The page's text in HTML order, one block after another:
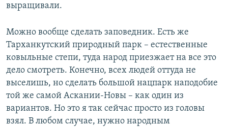
выращивали.
Можно вообще сделать заповедник. Есть же
Тарханкутский природный парк – естественные
ковыльные степи, туда народ приезжает на все это
дело смотреть. Конечно, всех людей оттуда не
выселишь, но сделать большой нацпарк наподобие
той же самой Аскании-Новы – как один из
вариантов. Но это я так сейчас просто из головы
взял. В любом случае, нужно народным